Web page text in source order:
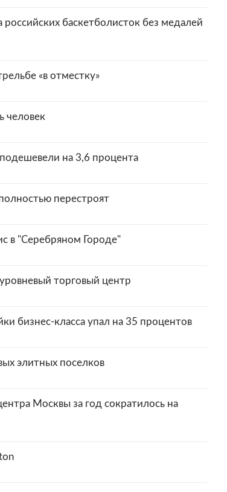
баскетболисток без медалей
«в отместку»
человек
на 3,6 процента
перестроят
в "Серебряном Городе"
торговый центр
бизнес-класса упал на 35 процентов
элитных поселков
Москвы за год сократилось на